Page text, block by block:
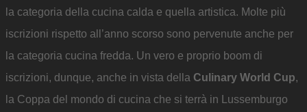
la categoria della cucina calda e quella artistica. Molte più
iscrizioni rispetto all’anno scorso sono pervenute anche per
la categoria cucina fredda. Un vero e proprio boom di
iscrizioni, dunque, anche in vista della Culinary World Cup,
la Coppa del mondo di cucina che si terrà in Lussemburgo